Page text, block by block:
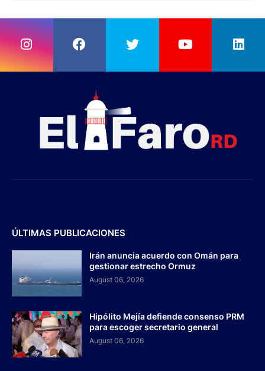
ÚLTIMAS PUBLICACIONES
Irán anuncia acuerdo con Omán para
gestionar estrecho Ormuz
August 06, 2026
Hipólito Mejía defiende consenso PRM
para escoger secretario general
August 06, 2026